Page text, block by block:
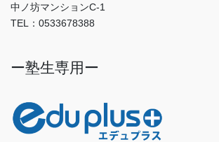
中ノ坊マンションC-1
TEL：0533678388
ー塾生専用ー